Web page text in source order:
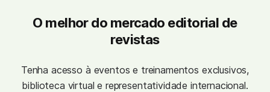
O melhor do mercado editorial de
revistas
Tenha acesso à eventos e treinamentos exclusivos,
biblioteca virtual e representatividade internacional.